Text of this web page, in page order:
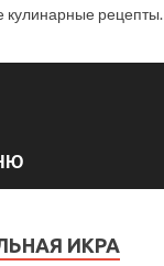
рецепты.
ИКРА